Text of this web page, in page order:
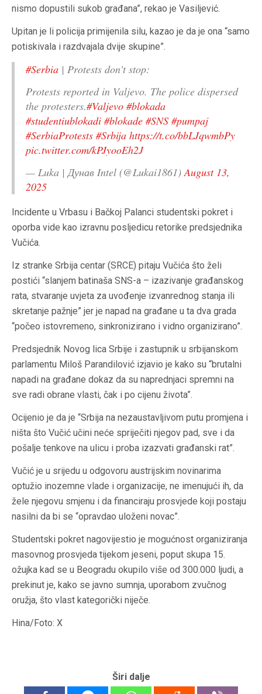
nismo dopustili sukob građana”, rekao je Vasiljević.
Upitan je li policija primijenila silu, kazao je da je ona “samo
potiskivala i razdvajala dvije skupine”.
#Serbia | Protests don't stop:
Protests reported in Valjevo. The police dispersed
the protesters.#Valjevo #blokada
#studentiublokadi #blokade #SNS #pumpaj
#SerbiaProtests #Srbija https://t.co/bbLJqwmbPy
pic.twitter.com/kPJyooEh2J
— Luka | Дунав Intel (@Lukai1861)August 13,
2025
Incidente u Vrbasu i Bačkoj Palanci studentski pokret i
oporba vide kao izravnu posljedicu retorike predsjednika
Vučića.
Iz stranke Srbija centar (SRCE) pitaju Vučića što želi
postići “slanjem batinaša SNS-a – izazivanje građanskog
rata, stvaranje uvjeta za uvođenje izvanrednog stanja ili
skretanje pažnje” jer je napad na građane u ta dva grada
“počeo istovremeno, sinkronizirano i vidno organizirano”.
Predsjednik Novog lica Srbije i zastupnik u srbijanskom
parlamentu Miloš Parandilović izjavio je kako su “brutalni
napadi na građane dokaz da su naprednjaci spremni na
sve radi obrane vlasti, čak i po cijenu života”.
Ocijenio je da je “Srbija na nezaustavljivom putu promjena i
ništa što Vučić učini neće spriječiti njegov pad, sve i da
pošalje tenkove na ulicu i proba izazvati građanski rat”.
Vučić je u srijedu u odgovoru austrijskim novinarima
optužio inozemne vlade i organizacije, ne imenujući ih, da
žele njegovu smjenu i da financiraju prosvjede koji postaju
nasilni da bi se “opravdao uloženi novac”.
Studentski pokret nagovijestio je mogućnost organiziranja
masovnog prosvjeda tijekom jeseni, poput skupa 15.
ožujka kad se u Beogradu okupilo više od 300.000 ljudi, a
prekinut je, kako se javno sumnja, uporabom zvučnog
oružja, što vlast kategorički niječe.
Hina/Foto: X
Širi dalje